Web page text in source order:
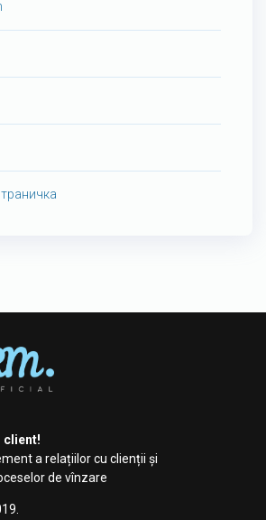
client!
a relațiilor cu clienții și
de vînzare